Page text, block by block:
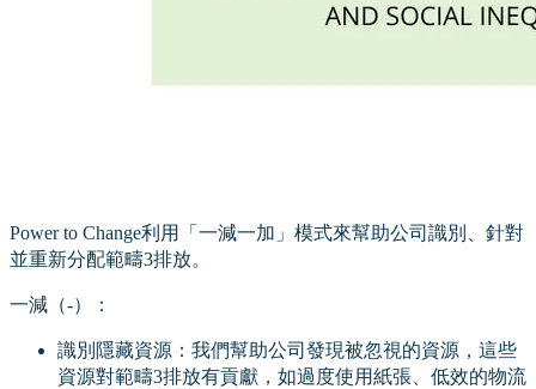
Power to Change利用「一減一加」模式來幫助公司識別、針對
並重新分配範疇3排放。
一減（-）：
識別隱藏資源：我們幫助公司發現被忽視的資源，這些
資源對範疇3排放有貢獻，如過度使用紙張、低效的物流